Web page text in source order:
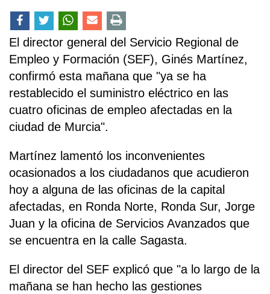
El director general del Servicio Regional de
Empleo y Formación (SEF), Ginés Martínez,
confirmó esta mañana que "ya se ha
restablecido el suministro eléctrico en las
cuatro oficinas de empleo afectadas en la
ciudad de Murcia".
Martínez lamentó los inconvenientes
ocasionados a los ciudadanos que acudieron
hoy a alguna de las oficinas de la capital
afectadas, en Ronda Norte, Ronda Sur, Jorge
Juan y la oficina de Servicios Avanzados que
se encuentra en la calle Sagasta.
El director del SEF explicó que "a lo largo de la
mañana se han hecho las gestiones